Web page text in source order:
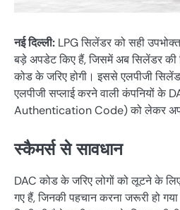
नई दिल्ली: LPG सिलेंडर को सही
बड़े अपडेट किए हैं, जिसमें अब सिलेंडर की
कोड के जरिए होगी। इससे एलपीजी
एलपीजी सप्लाई करने वाली कंपनियों के
Authentication Code) को लेकर
स्कैमर्स से सावधान
DAC कोड के जरिए लोगों को लूटने के
गए हैं, जिनकी पहचान करना जरूरी हो